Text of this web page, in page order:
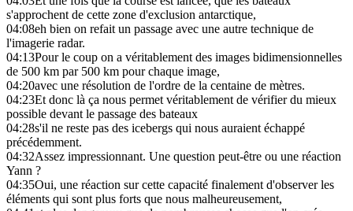
s'approchent de cette zone d'exclusion antarctique,
04:08eh bien on refait un passage avec une autre technique de
l'imagerie radar.
04:13Pour le coup on a véritablement des images bidimensionnelles
de 500 km par 500 km pour chaque image,
04:20avec une résolution de l'ordre de la centaine de mètres.
04:23Et donc là ça nous permet véritablement de vérifier du mieux
possible devant le passage des bateaux
04:28s'il ne reste pas des icebergs qui nous auraient échappé
précédemment.
04:32Assez impressionnant. Une question peut-être ou une réaction
Yann ?
04:35Oui, une réaction sur cette capacité finalement d'observer les
éléments qui sont plus forts que nous malheureusement,